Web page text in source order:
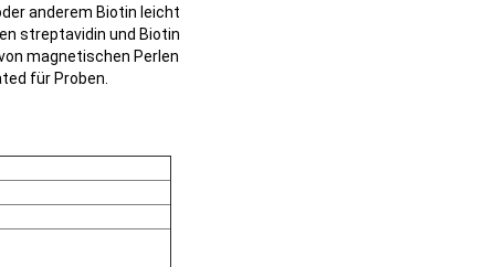
anderem Biotin leicht
streptavidin und Biotin
magnetischen Perlen
für Proben.